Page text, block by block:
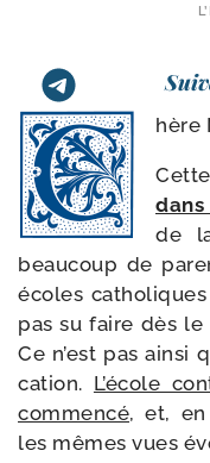
hère
de
beau­coup de
écoles
pas su faire dès
Ce n’est pas ain­si
ca­tion. L’école
com­men­cé, et, en
les mêmes vues